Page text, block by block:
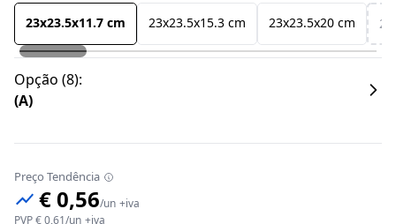
23x23.5x11.7 cm 23x23.5x15.3 cm 23x23.5x20 cm
Opção (8):
(A)
Preço Tendência
€ 0,56/un +iva
PVP€ 0,61/un +iva